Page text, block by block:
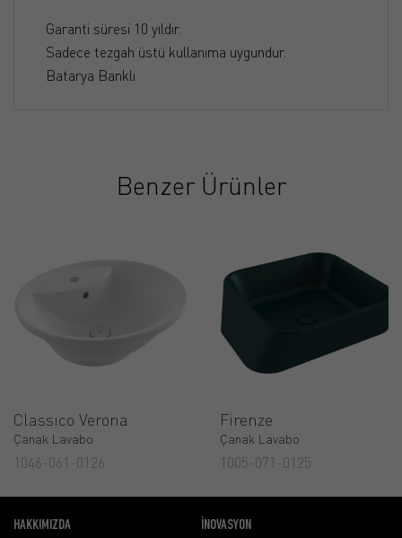
Garanti süresi 10 yıldır.
Sadece tezgah üstü kullanıma uygundur.
Batarya Banklı
Benzer Ürünler
Classico Verona
Çanak Lavabo
1046-061-0126
Firenze
Çanak Lavabo
1005-071-0125
HAKKIMIZDA İNOVASYON